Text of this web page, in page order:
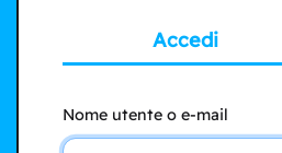
Accedi
Nome utente o e-mail